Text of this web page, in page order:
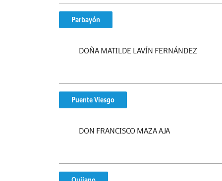
Parbayón
DOÑA MATILDE LAVÍN FERNÁNDEZ
Puente Viesgo
DON FRANCISCO MAZA AJA